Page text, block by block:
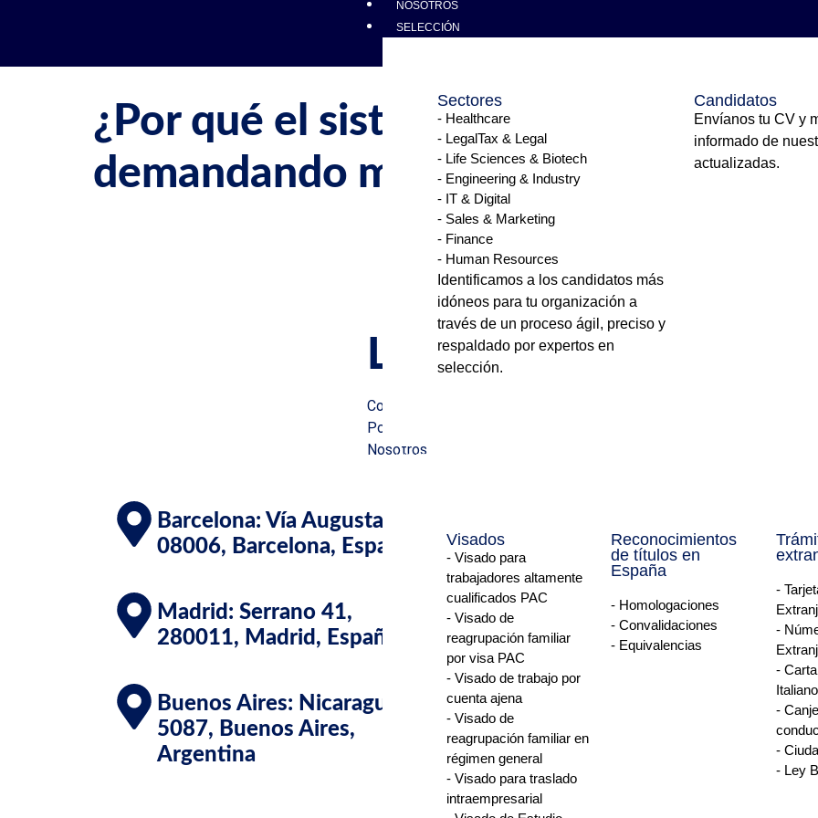
NOSOTROS
SELECCIÓN
Sectores
- Healthcare
- LegalTax & Legal
- Life Sciences & Biotech
- Engineering & Industry
- IT & Digital
- Sales & Marketing
- Finance
- Human Resources
Identificamos a los candidatos más
idóneos para tu organización a
través de un proceso ágil, preciso y
respaldado por expertos en
selección.
Candidatos
Envíanos tu CV y
informado de
actualizadas.
VISADOS Y HOMOLOGACIONES
Visados
- Visado para
trabajadores altamente
cualificados PAC
- Visado de
reagrupación familiar
por visa PAC
- Visado de trabajo por
cuenta ajena
- Visado de
reagrupación familiar en
régimen general
- Visado para traslado
intraempresarial
Reconocimientos
de títulos en
España
- Homologaciones
- Convalidaciones
- Equivalencias
-
-
-
Italiano
-
-
- Ley
medicos
¿Por qué el sistema de salud español
demandando médicos y enfermeros
En los últimos años, España ha reforzado su imagen como un destino atractivo para profesionales sanitarios de
por su calidad, su red pública y su atención universal, enfrenta sin embargo un desafío persistente: la falta de
Links
Contacto
Política y Privacidad
Nosotros
Barcelona: Vía Augusta 35,
08006, Barcelona, España
Madrid: Serrano 41,
280011, Madrid, España
Buenos Aires: Nicaragua
5087, Buenos Aires,
Argentina
Argentina: (+54) 11 4315-
3033